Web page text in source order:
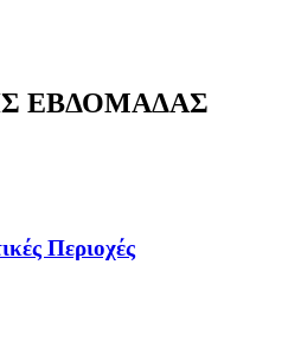
ΕΒΔΟΜΑΔΑΣ
Περιοχές